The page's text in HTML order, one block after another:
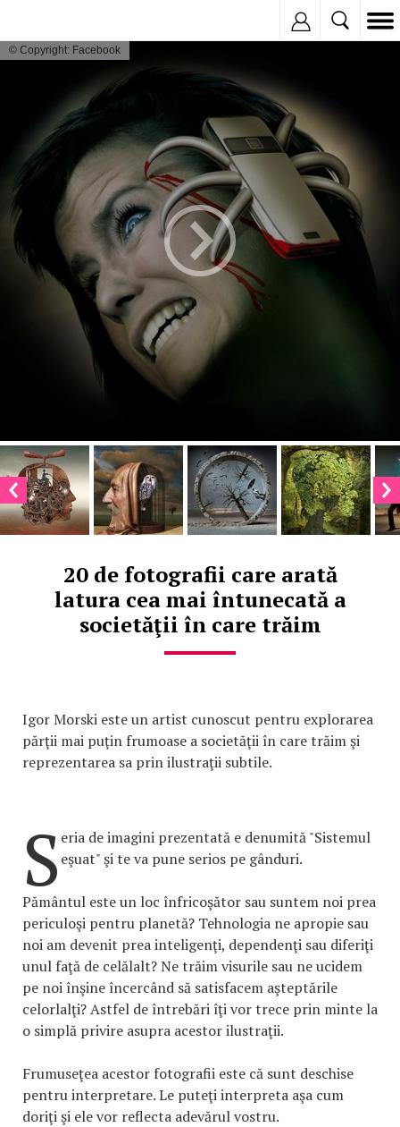
© Copyright: Facebook
20 de fotografii care arată
latura cea mai întunecată a
societăţii în care trăim
Igor Morski este un artist cunoscut pentru explorarea
părţii mai puţin frumoase a societăţii în care trăim şi
reprezentarea sa prin ilustraţii subtile.
S eria de imagini prezentată e denumită "Sistemul
eşuat" şi te va pune serios pe gânduri.
Pământul este un loc înfricoşător sau suntem noi prea
periculoşi pentru planetă? Tehnologia ne apropie sau
noi am devenit prea inteligenţi, dependenţi sau diferiţi
unul faţă de celălalt? Ne trăim visurile sau ne ucidem
pe noi înşine încercând să satisfacem aşteptările
celorlalţi? Astfel de întrebări îţi vor trece prin minte la
o simplă privire asupra acestor ilustraţii.
Frumuseţea acestor fotografii este că sunt deschise
pentru interpretare. Le puteţi interpreta aşa cum
doriţi şi ele vor reflecta adevărul vostru.